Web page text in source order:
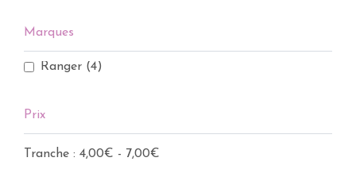
Marques
Ranger (4)
Prix
Tranche : 4,00€ - 7,00€